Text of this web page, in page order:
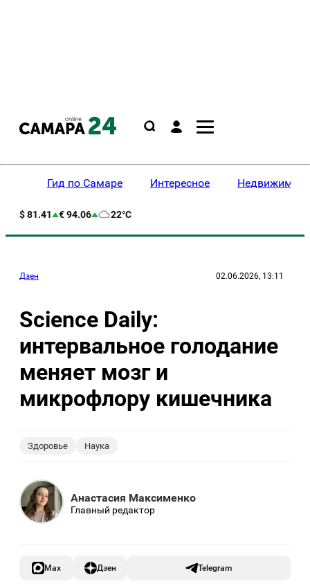
Гид по Самаре Интересное
$ 81.41 € 94.06 22°C
Дзен 02.06.2026, 13:11
Science Daily:
интервальное голодание
меняет мозг и
микрофлору кишечника
Здоровье Наука
Анастасия Максименко
Главный редактор
Max Дзен Telegram